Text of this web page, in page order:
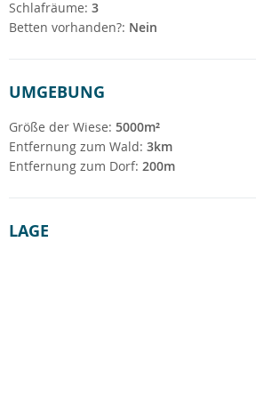
Schlafräume: 3
Betten vorhanden?: Nein
UMGEBUNG
Größe der Wiese: 5000m²
Entfernung zum Wald: 3km
Entfernung zum Dorf: 200m
LAGE